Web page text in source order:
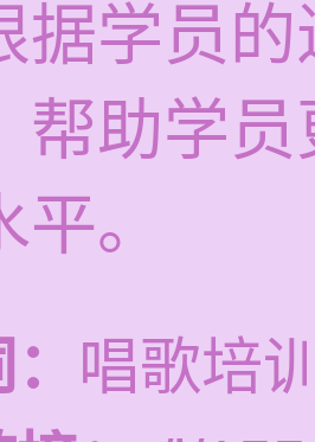
据学员
帮助学
。
唱歌培